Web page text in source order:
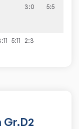
3:0 5:5
5:11 2:3
Gr.D2